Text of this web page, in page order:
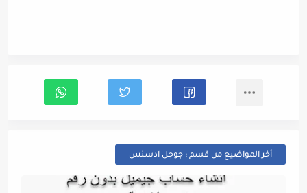
أخر المواضيع من قسم : جوجل ادسنس